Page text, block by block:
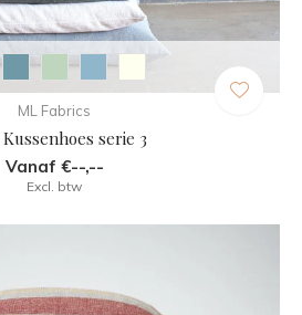
ML Fabrics
serie 3
Vanaf €--,--
Excl. btw